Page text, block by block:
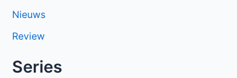
Nieuws
Review
Series